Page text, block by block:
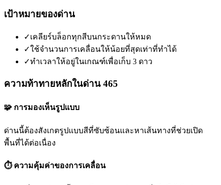
เป้าหมายของด่าน
✓เคลียร์บล็อกทุกสีบนกระดานให้หมด
✓ใช้จำนวนการเคลื่อนให้น้อยที่สุดเท่าที่ทำได้
✓ทำเวลาให้อยู่ในเกณฑ์เพื่อเก็บ 3 ดาว
ความท้าทายหลักในด่าน 465
🧩 การมองเห็นรูปแบบ
ด่านนี้ต้องสังเกตรูปแบบสีที่ซับซ้อนและหาเส้นทางที่ช่วยเปิด
พื้นที่ได้ต่อเนื่อง
⏱️ ความคุ้มค่าของการเคลื่อน